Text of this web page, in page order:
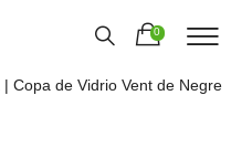
0
| Copa de Vidrio Vent de Negre